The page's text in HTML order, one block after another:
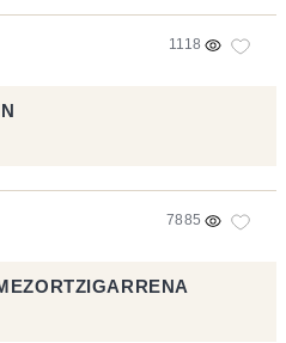
1118
7885